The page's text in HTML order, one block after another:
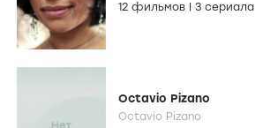
12 фильмов
3 сериала
Octavio Pizano
Octavio Pizano